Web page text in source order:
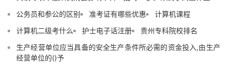
公务员和参公的区别
准考证有哪些优惠
计算机课程
计算机二级考什么
护士电子话注册
贵州专科院校排名
生产经营单位应当具备的安全生产条件所必需的资金投入,由生产
经营单位的()予